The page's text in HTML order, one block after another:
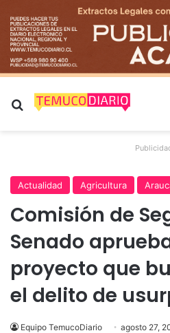
Buscar por
Actualidad Agricultura
Comisión de
Senado
proyecto que
el delito de
Equipo TemucoDiario agosto 27,